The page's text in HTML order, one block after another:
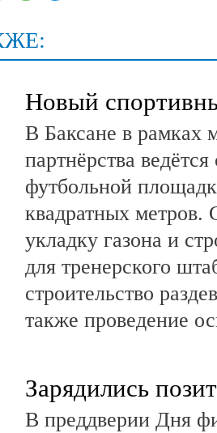
Новый
В Баксане в рамках
партнёрства
футбольной
квадратных метров.
укладку газона и
для тренерского
строительство
также проведение
Зарядились
В преддверии Дня